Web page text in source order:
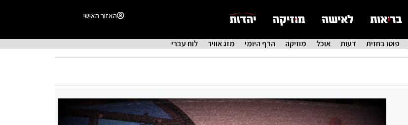
האזור האישי
פוטו בחזית דעות אוכל מוזיקה הדף היומי מזג אוויר לוח עברי